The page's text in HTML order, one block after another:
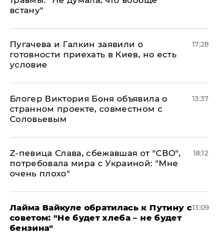
встану"
Пугачева и Галкин заявили о
готовности приехать в Киев, но есть
условие
17:28
Блогер Виктория Боня объявила о
странном проекте, совместном с
Соловьевым
13:37
Z-певица Слава, сбежавшая от "СВО",
потребовала мира с Украиной: "Мне
очень плохо"
18:12
Лайма Вайкуле обратилась к Путину с
советом: "Не будет хлеба – не будет
бензина"
13:09